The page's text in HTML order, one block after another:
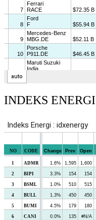
INDEKS ENERGI